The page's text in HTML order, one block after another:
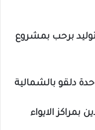
برحب بمشروع
دلقو بالشمالية
بمراكز الايواء